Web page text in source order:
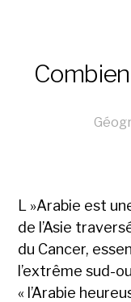
L »Arabie est
de l’Asie
du Cancer,
l’extrême sud-
« l’Arabie